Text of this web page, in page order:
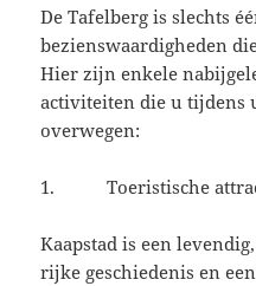
De Tafelberg is slechts
bezienswaardigheden
Hier zijn enkele
activiteiten die u tijdens
overwegen:
1. Toeristische
Kaapstad is een
rijke geschiedenis en